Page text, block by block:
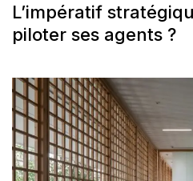
L’impératif
piloter ses agents ?